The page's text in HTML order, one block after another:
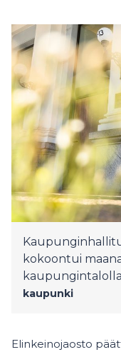
kokoontui
kaupunki
Elinkeinojaosto